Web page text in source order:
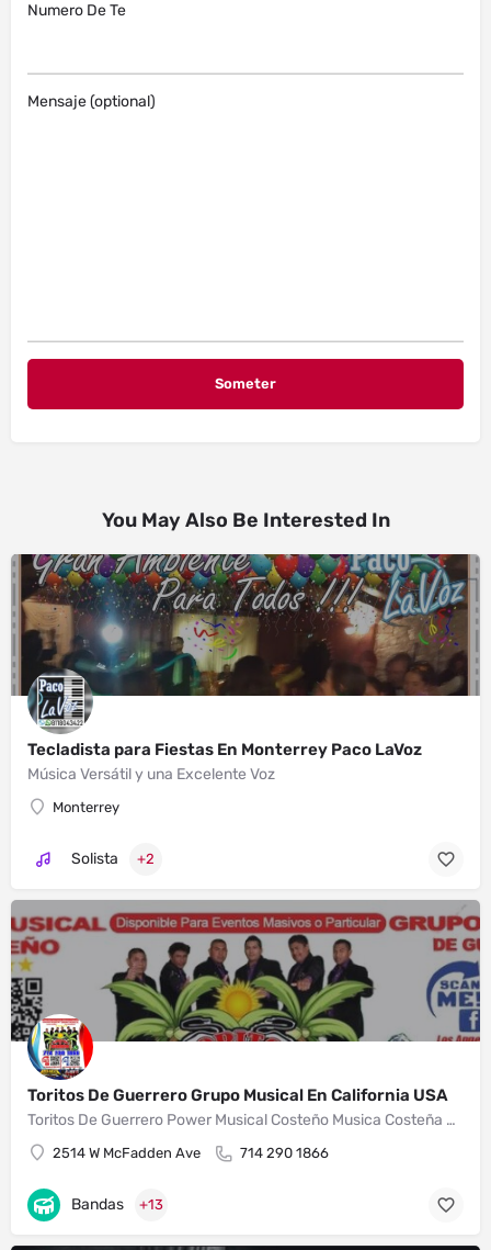
Numero De Te
Mensaje (optional)
You May Also Be Interested In
Tecladista para Fiestas En Monterrey Paco LaVoz
Música Versátil y una Excelente Voz
Monterrey
Solista +2
Toritos De Guerrero Grupo Musical En California USA
Toritos De Guerrero Power Musical Costeño Musica Costeña Para Bailar y Gozar Grupo Musical De Guerrero En California
2514 W McFadden Ave 714 290 1866
Bandas +13